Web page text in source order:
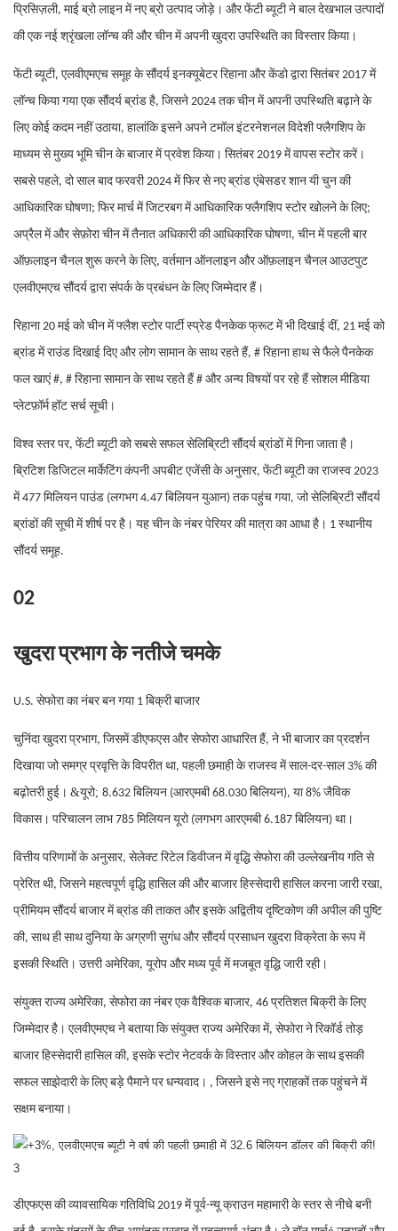
प्रिसिज़ली, माई ब्रो लाइन में नए ब्रो उत्पाद जोड़े। और फेंटी ब्यूटी ने बाल देखभाल उत्पादों
की एक नई श्रृंखला लॉन्च की और चीन में अपनी खुदरा उपस्थिति का विस्तार किया।
फेंटी ब्यूटी, एलवीएमएच समूह के सौंदर्य इनक्यूबेटर रिहाना और केंडो द्वारा सितंबर 2017 में
लॉन्च किया गया एक सौंदर्य ब्रांड है, जिसने 2024 तक चीन में अपनी उपस्थिति बढ़ाने के
लिए कोई कदम नहीं उठाया, हालांकि इसने अपने टमॉल इंटरनेशनल विदेशी फ्लैगशिप के
माध्यम से मुख्य भूमि चीन के बाजार में प्रवेश किया। सितंबर 2019 में वापस स्टोर करें।
सबसे पहले, दो साल बाद फरवरी 2024 में फिर से नए ब्रांड एंबेसडर शान यी चुन की
आधिकारिक घोषणा; फिर मार्च में जिटरबग में आधिकारिक फ्लैगशिप स्टोर खोलने के लिए;
अप्रैल में और सेफ़ोरा चीन में तैनात अधिकारी की आधिकारिक घोषणा, चीन में पहली बार
ऑफ़लाइन चैनल शुरू करने के लिए, वर्तमान ऑनलाइन और ऑफ़लाइन चैनल आउटपुट
एलवीएमएच सौंदर्य द्वारा संपर्क के प्रबंधन के लिए जिम्मेदार हैं।
रिहाना 20 मई को चीन में फ्लैश स्टोर पार्टी स्प्रेड पैनकेक फ्रूट में भी दिखाई दीं, 21 मई को
ब्रांड में राउंड दिखाई दिए और लोग सामान के साथ रहते हैं, # रिहाना हाथ से फैले पैनकेक
फल खाएं #, # रिहाना सामान के साथ रहते हैं # और अन्य विषयों पर रहे हैं सोशल मीडिया
प्लेटफ़ॉर्म हॉट सर्च सूची।
विश्व स्तर पर, फेंटी ब्यूटी को सबसे सफल सेलिब्रिटी सौंदर्य ब्रांडों में गिना जाता है।
ब्रिटिश डिजिटल मार्केटिंग कंपनी अपबीट एजेंसी के अनुसार, फेंटी ब्यूटी का राजस्व 2023
में 477 मिलियन पाउंड (लगभग 4.47 बिलियन युआन) तक पहुंच गया, जो सेलिब्रिटी सौंदर्य
ब्रांडों की सूची में शीर्ष पर है। यह चीन के नंबर पेरियर की मात्रा का आधा है। 1 स्थानीय
सौंदर्य समूह.
02
खुदरा प्रभाग के नतीजे चमके
U.S. सेफोरा का नंबर बन गया 1 बिक्री बाजार
चुनिंदा खुदरा प्रभाग, जिसमें डीएफएस और सेफोरा आधारित हैं, ने भी बाजार का प्रदर्शन
दिखाया जो समग्र प्रवृत्ति के विपरीत था, पहली छमाही के राजस्व में साल-दर-साल 3% की
बढ़ोतरी हुई। &यूरो; 8.632 बिलियन (आरएमबी 68.030 बिलियन), या 8% जैविक
विकास। परिचालन लाभ 785 मिलियन यूरो (लगभग आरएमबी 6.187 बिलियन) था।
वित्तीय परिणामों के अनुसार, सेलेक्ट रिटेल डिवीजन में वृद्धि सेफोरा की उल्लेखनीय गति से
प्रेरित थी, जिसने महत्वपूर्ण वृद्धि हासिल की और बाजार हिस्सेदारी हासिल करना जारी रखा,
प्रीमियम सौंदर्य बाजार में ब्रांड की ताकत और इसके अद्वितीय दृष्टिकोण की अपील की पुष्टि
की, साथ ही साथ दुनिया के अग्रणी सुगंध और सौंदर्य प्रसाधन खुदरा विक्रेता के रूप में
इसकी स्थिति। उत्तरी अमेरिका, यूरोप और मध्य पूर्व में मजबूत वृद्धि जारी रही।
संयुक्त राज्य अमेरिका, सेफोरा का नंबर एक वैश्विक बाजार, 46 प्रतिशत बिक्री के लिए
जिम्मेदार है। एलवीएमएच ने बताया कि संयुक्त राज्य अमेरिका में, सेफोरा ने रिकॉर्ड तोड़
बाजार हिस्सेदारी हासिल की, इसके स्टोर नेटवर्क के विस्तार और कोहल के साथ इसकी
सफल साझेदारी के लिए बड़े पैमाने पर धन्यवाद। , जिसने इसे नए ग्राहकों तक पहुंचने में
सक्षम बनाया।
डीएफएस की व्यावसायिक गतिविधि 2019 में पूर्व-न्यू क्राउन महामारी के स्तर से नीचे बनी